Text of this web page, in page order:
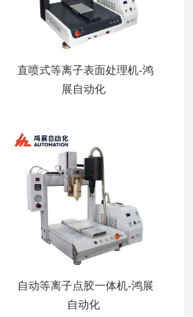
直喷式等离子表面处理机-鸿
展自动化
自动等离子点胶一体机-鸿展
自动化